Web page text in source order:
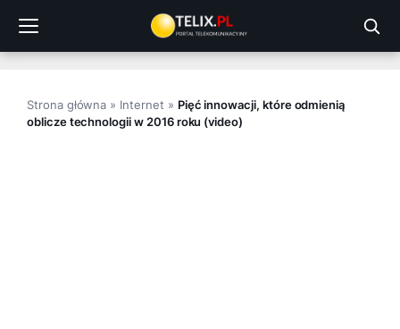
treści
Strona główna » Internet » Pięć innowacji, które odmienią
oblicze technologii w 2016 roku (video)